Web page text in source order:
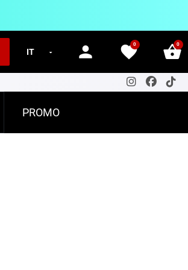
person favorite
0 shopping_basket
0
PROMO